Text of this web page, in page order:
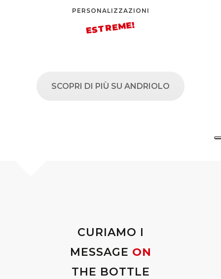
PERSONALIZZAZIONI
SCOPRI DI PIÙ SU ANDRIOLO
CURIAMO I
MESSAGE ON
THE BOTTLE